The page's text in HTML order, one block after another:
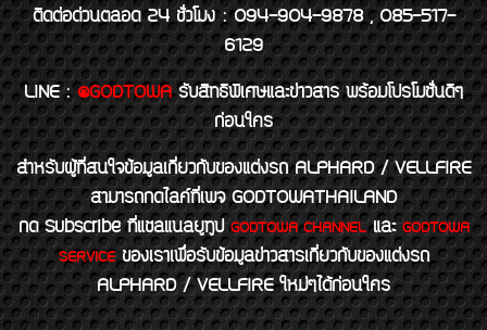
ติดต่อด่วนตลอด 24 ชั่วโมง : 094-904-9878 , 085-517-
6129
LINE : @GODTOWA รับสิทธิพิเศษและข่าวสาร พร้อมโปรโมชั่นดีๆ
ก่อนใคร
สำหรับผู้ที่สนใจข้อมูลเกี่ยวกับของแต่งรถ ALPHARD / VELLFIRE
สามารถกดไลค์ที่เพจ GODTOWATHAILAND
กด Subscribe ที่แชลแนลยูทูปGODTOWA CHANNELและGODTOWA
SERVICEของเราเพื่อรับข้อมูลข่าวสารเกี่ยวกับของแต่งรถ
ALPHARD / VELLFIRE ใหม่ๆได้ก่อนใคร